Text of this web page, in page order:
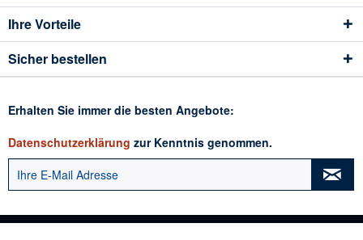
Ihre Vorteile
Sicher bestellen
Erhalten Sie immer die besten Angebote:
Datenschutzerklärung zur Kenntnis genommen.